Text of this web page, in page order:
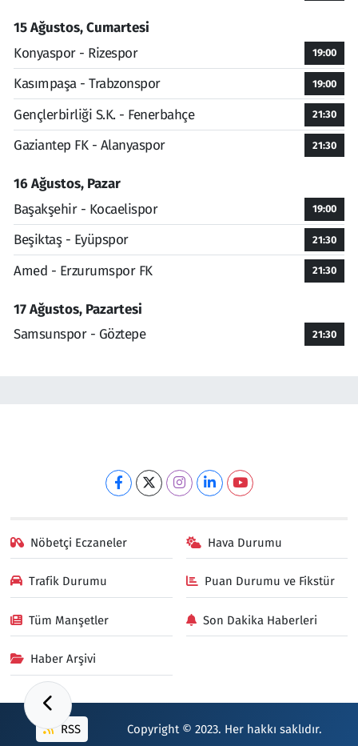
15 Ağustos, Cumartesi
Konyaspor - Rizespor
19:00
Kasımpaşa - Trabzonspor 19:00
Gençlerbirliği S.K. - Fenerbahçe 21:30
Gaziantep FK - Alanyaspor 21:30
16 Ağustos, Pazar
Başakşehir - Kocaelispor
19:00
Beşiktaş - Eyüpspor 21:30
Amed - Erzurumspor FK 21:30
17 Ağustos, Pazartesi
Samsunspor - Göztepe
21:30
Nöbetçi Eczaneler Hava Durumu
Trafik Durumu Puan Durumu ve Fikstür
Tüm Manşetler Son Dakika Haberleri
Haber Arşivi
RSS Copyright © 2023. Her hakkı saklıdır.